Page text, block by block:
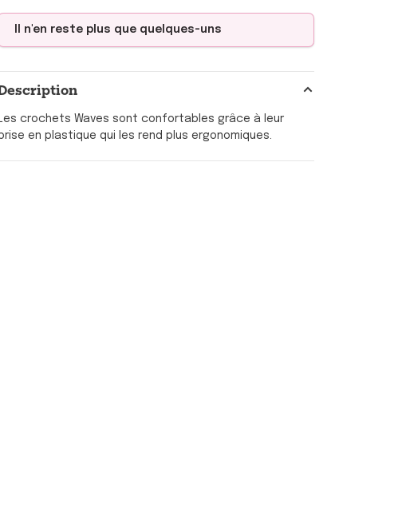
Il n'en reste plus que quelques-uns
Les crochets Waves sont confortables grâce à leur
en plastique qui les rend plus ergonomiques.